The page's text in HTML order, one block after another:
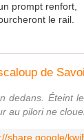
prompt renfort,
le rail.
de
dedans. Éteint
au pilori ne
share.google/